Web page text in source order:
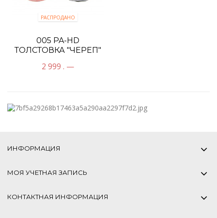
РАСПРОДАНО
005 PA-HD
ТОЛСТОВКА "ЧЕРЕП"
2 999 . —
ИНФОРМАЦИЯ
МОЯ УЧЕТНАЯ ЗАПИСЬ
КОНТАКТНАЯ ИНФОРМАЦИЯ